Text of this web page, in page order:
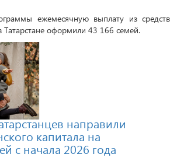
ежемесячную выплату из средств
Татарстане оформили 43 166 семей.
направили
капитала на
с начала 2026 года